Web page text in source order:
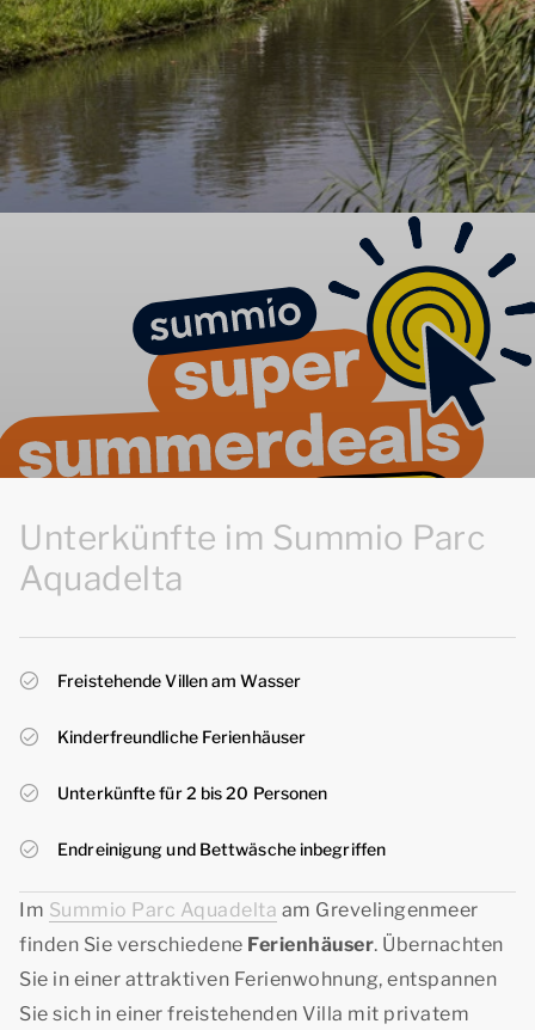
Unterkünfte im Summio Parc
Aquadelta
Freistehende Villen am Wasser
Kinderfreundliche Ferienhäuser
Unterkünfte für 2 bis 20 Personen
Endreinigung und Bettwäsche inbegriffen
Im Summio Parc Aquadelta am Grevelingenmeer
finden Sie verschiedene Ferienhäuser. Übernachten
Sie in einer attraktiven Ferienwohnung, entspannen
Sie sich in einer freistehenden Villa mit privatem